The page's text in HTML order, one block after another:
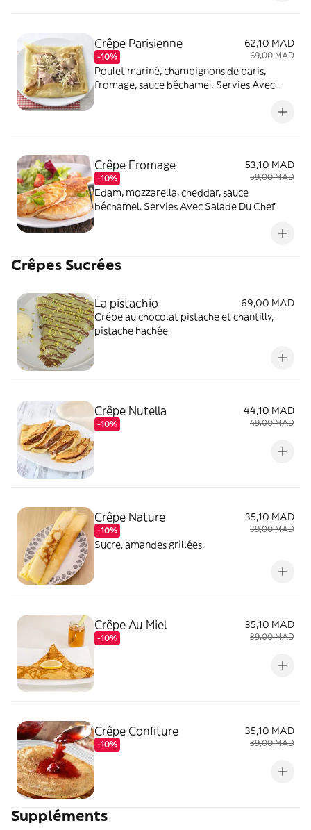
Crêpe Parisienne
-10%
62,10 MAD
69,00 MAD
Poulet mariné, champignons de paris,
fromage, sauce béchamel. Servies Avec
Crêpe Fromage
-10%
53,10 MAD
59,00 MAD
Edam, mozzarella, cheddar, sauce
béchamel. Servies Avec Salade Du Chef
Crêpes Sucrées
La pistachio
69,00 MAD
Crépe au chocolat pistache et chantilly,
pistache hachée
Crêpe Nutella
-10%
44,10 MAD
49,00 MAD
Crêpe Nature
-10%
35,10 MAD
39,00 MAD
Sucre, amandes grillées.
Crêpe Au Miel
-10%
35,10 MAD
39,00 MAD
Crêpe Confiture
-10%
35,10 MAD
39,00 MAD
Suppléments